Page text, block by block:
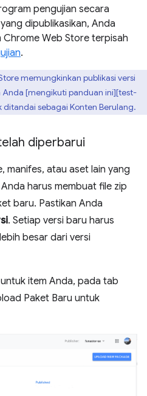
pengujian secara
dipublikasikan, Anda
Web Store terpisah
.
memungkinkan publikasi versi
Anda [mengikuti panduan ini][test-
sebagai Konten Berulang.
diperbarui
manifes, atau aset lain yang
harus membuat file zip
baru. Pastikan Anda
. Setiap versi baru harus
besar dari versi
item Anda, pada tab
Paket Baru untuk